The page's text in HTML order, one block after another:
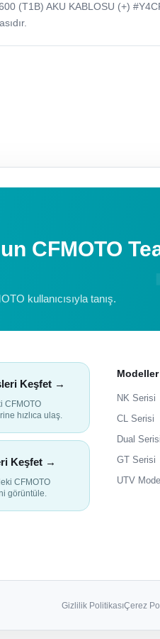
(T1B) AKU KABLOSU (+)
CFMOTO
kullanıcısıyla tanış.
Keşfet →
CFMOTO
hızlıca ulaş.
Keşfet →
CFMOTO
görüntüle.
Modeller
NK Serisi
CL Serisi
Dual Serisi
GT Serisi
UTV
Gizlilik PolitikasıÇerez